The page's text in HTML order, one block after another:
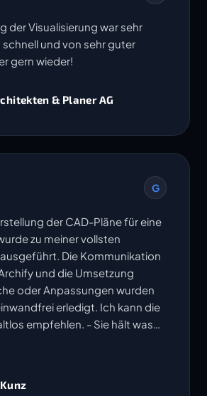
der Visualisierung war sehr
und von sehr guter
gern wieder!
& Planer AG
G
der CAD-Pläne für eine
zu meiner vollsten
Die Kommunikation
und die Umsetzung
oder Anpassungen wurden
erledigt. Ich kann die
empfehlen. - Sie hält was